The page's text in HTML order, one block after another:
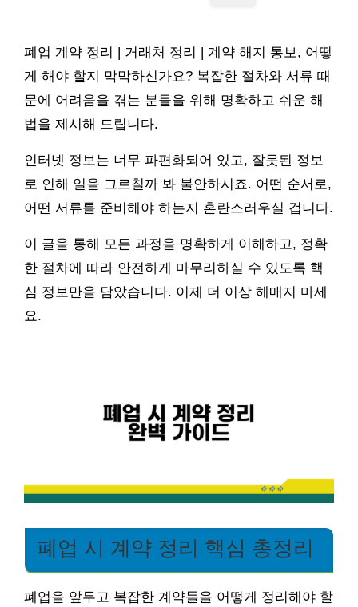
폐업 계약 정리 | 거래처 정리 | 계약 해지 통보, 어떻
게 해야 할지 막막하신가요? 복잡한 절차와 서류 때
문에 어려움을 겪는 분들을 위해 명확하고 쉬운 해
법을 제시해 드립니다.
인터넷 정보는 너무 파편화되어 있고, 잘못된 정보
로 인해 일을 그르칠까 봐 불안하시죠. 어떤 순서로,
어떤 서류를 준비해야 하는지 혼란스러우실 겁니다.
이 글을 통해 모든 과정을 명확하게 이해하고, 정확
한 절차에 따라 안전하게 마무리하실 수 있도록 핵
심 정보만을 담았습니다. 이제 더 이상 헤매지 마세
요.
폐업 시 계약 정리 핵심 총정리
폐업을 앞두고 복잡한 계약들을 어떻게 정리해야 할